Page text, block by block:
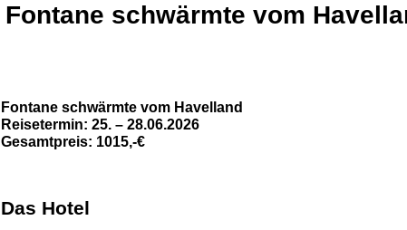
Fontane schwärmte vom
Fontane schwärmte vom Havelland
Reisetermin: 25. – 28.06.2026
Gesamtpreis: 1015,-€
Das Hotel